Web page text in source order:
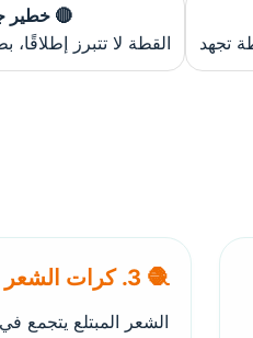
تجهد
🔴 خطير
القطة لا تتبرز
🧶 3. كرات الشعر (Hairballs)
الشعر المبتلع يتجمع